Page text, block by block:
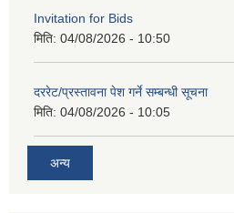
Invitation for Bids
मिति: 04/08/2026 - 10:50
दररेट/प्रस्तावना पेश गर्ने सम्बन्धी सूचना
मिति: 04/08/2026 - 10:05
अन्य